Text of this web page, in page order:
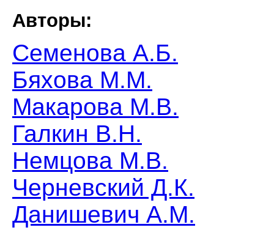
Авторы:
Семенова А.Б.
Бяхова М.М.
Макарова М.В.
Галкин В.Н.
Немцова М.В.
Черневский Д.К.
Данишевич А.М.